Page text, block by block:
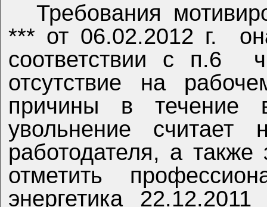
Требования
*** от 06.02.2012 г.
соответствии с п.6
отсутствие на
причины в течение
увольнение
работодателя, а
отметить
энергетика